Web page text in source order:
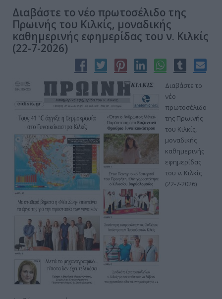
Διαβάστε το νέο πρωτοσέλιδο της
Πρωινής του Κιλκίς, μοναδικής
καθημερινής εφημερίδας του ν. Κιλκίς
(22-7-2026)
Διαβάστε το
νέο
πρωτοσέλιδο
της Πρωινής
του Κιλκίς,
μοναδικής
καθημερινής
εφημερίδας
του ν. Κιλκίς
(22-7-2026)